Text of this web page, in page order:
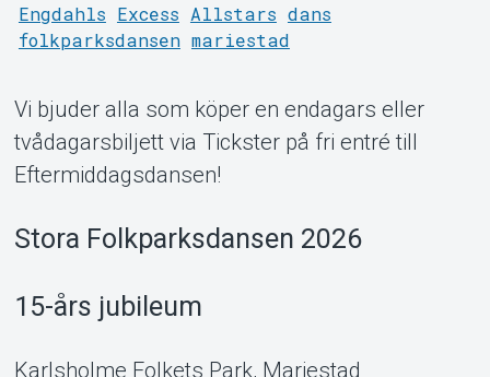
Om Tickster
Engdahls Excess Allstars dans
folkparksdansen mariestad
Vi bjuder alla som köper en endagars eller
tvådagarsbiljett via Tickster på fri entré till
Eftermiddagsdansen!
Stora Folkparksdansen 2026
15-års jubileum
Karlsholme Folkets Park, Mariestad